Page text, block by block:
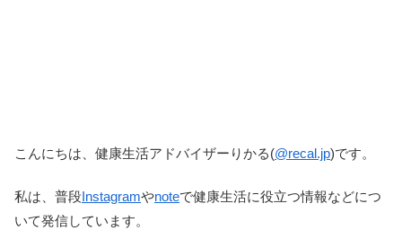
こんにちは、健康生活アドバイザーりかる(@recal.jp)です。
私は、普段Instagramやnoteで健康生活に役立つ情報などにつ
いて発信しています。